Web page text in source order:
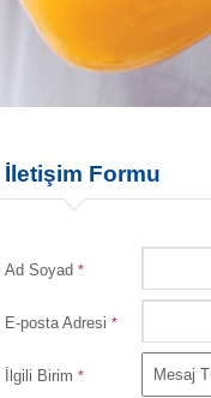
İletişim Formu
Ad Soyad *
E-posta Adresi *
İlgili Birim *